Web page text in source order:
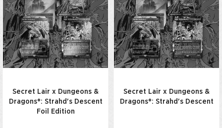
Secret Lair x Dungeons &
Dragons®: Strahd's Descent
Foil Edition
Secret Lair x Dungeons &
Dragons®: Strahd's Descent